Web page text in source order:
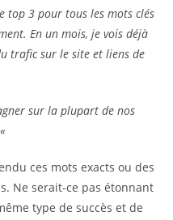
top 3 pour tous les mots clés
En un mois, je vois déjà
trafic sur le site et liens de
sur la plupart de nos
ces mots exacts ou des
Ne serait-ce pas étonnant
type de succès et de